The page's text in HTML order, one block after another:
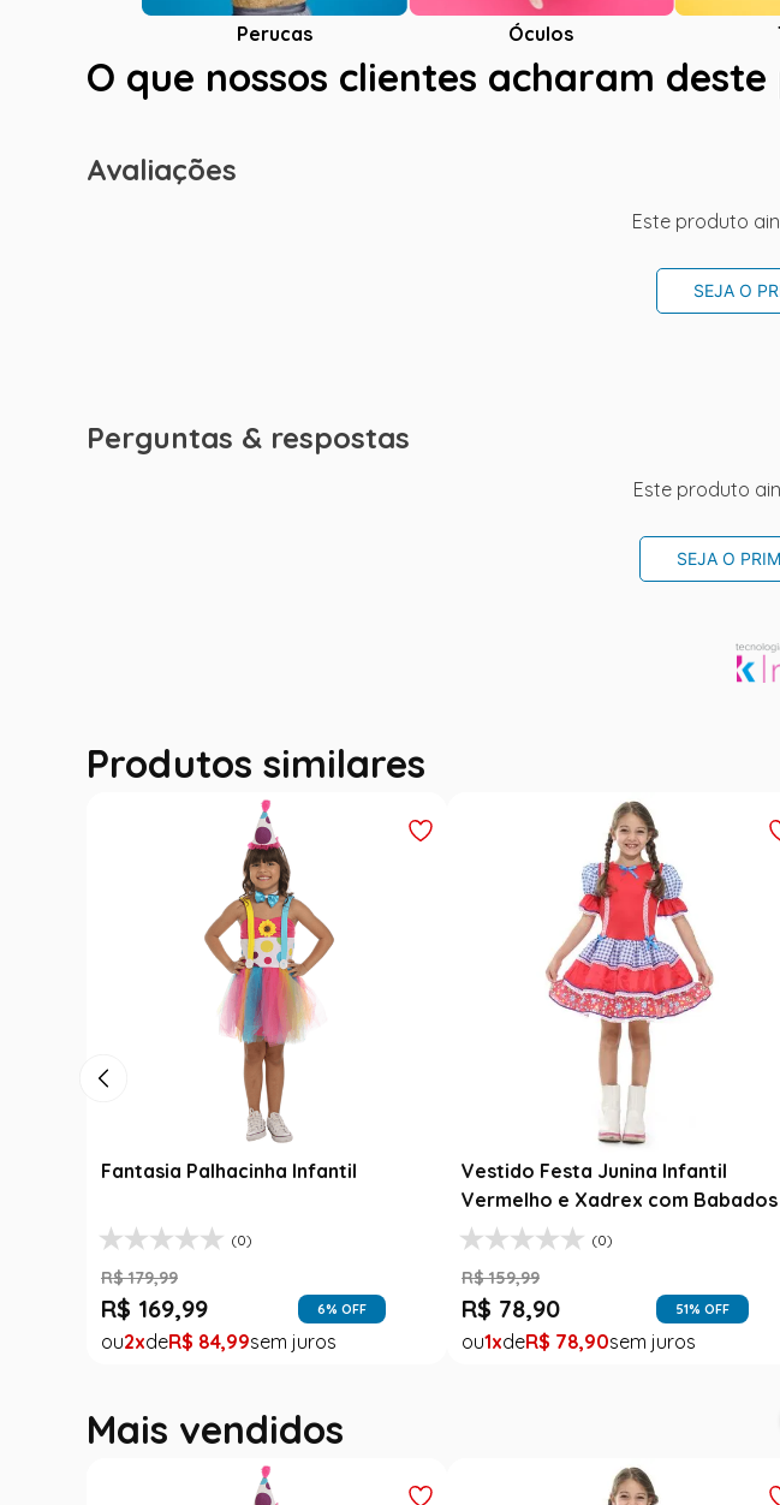
Perucas Óculos
O que nossos clientes acharam
Avaliações
Este produto
SEJA O
Perguntas & respostas
Este produto
SEJA O
Produtos similares
Fantasia Palhacinha Infantil
(0)
R$ 179,99
R$ 169,99 6% OFF
2 R$ 84,99
Vestido Festa Junina Infantil
Vermelho e Xadrex com Babados
(0)
R$ 159,99
R$ 78,90 51% OFF
1 R$ 78,90
Mais vendidos